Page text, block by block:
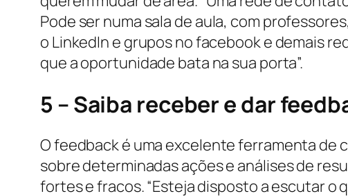
Pode ser numa sala de aula, com
o LinkedIn e grupos no facebook e demais
que a oportunidade bata na sua porta”.
5 – Saiba receber e dar
O feedback é uma excelente ferramenta de
sobre determinadas ações e análises de
fortes e fracos. “Esteja disposto a escutar o